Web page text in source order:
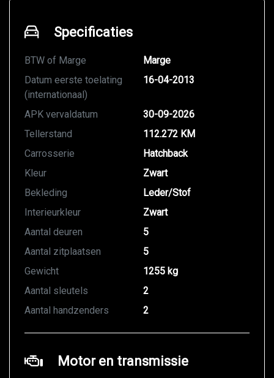
Specificaties
BTW of Marge
Marge
Datum eerste toelating
(internationaal)
16-04-2013
APK vervaldatum
30-09-2026
Tellerstand
112.272 KM
Carrosserie
Hatchback
Kleur
Zwart
Bekleding
Leder/Stof
Interieurkleur
Zwart
Aantal deuren
5
Aantal zitplaatsen
5
Gewicht
1255 kg
Aantal sleutels
2
Aantal handzenders
2
Motor en transmissie